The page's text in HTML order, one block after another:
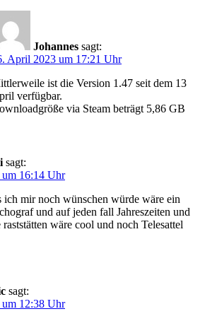
Johannes sagt:
April 2023 um 17:21 Uhr
ist die Version 1.47 seit dem 13
verfügbar.
via Steam beträgt 5,86 GB
sagt:
16:14 Uhr
mir noch wünschen würde wäre ein
und auf jeden fall Jahreszeiten und
wäre cool und noch Telesattel
sagt:
12:38 Uhr